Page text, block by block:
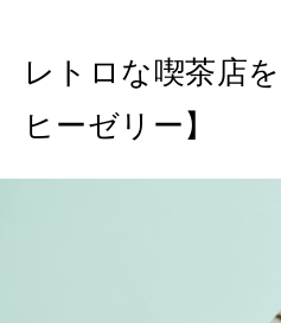
レトロな喫茶店
ヒーゼリー】